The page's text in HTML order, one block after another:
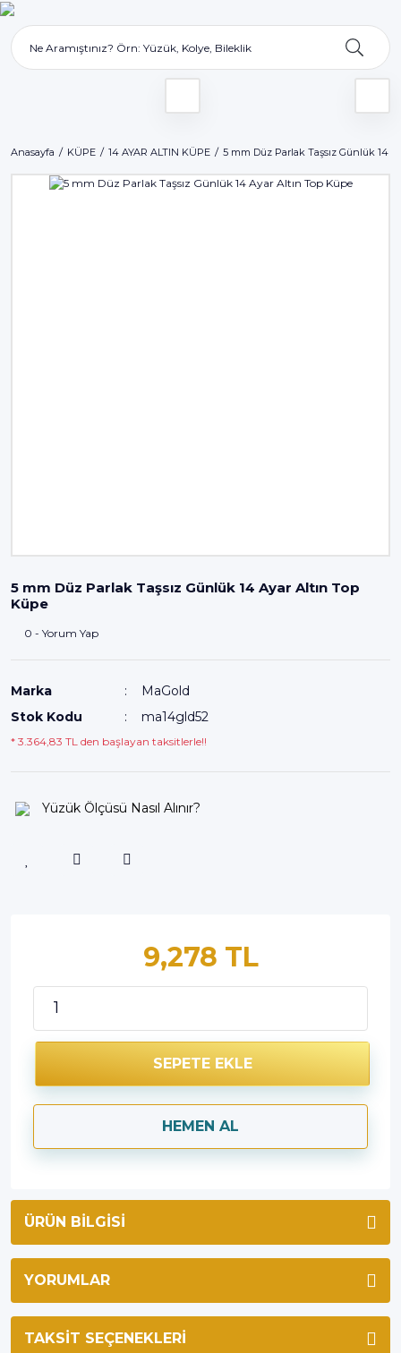
Anasayfa KÜPE 14 AYAR ALTIN KÜPE 5 mm Düz Parlak Taşsız Günlük 14
5 mm Düz Parlak Taşsız Günlük 14 Ayar Altın Top
Küpe
0 - Yorum Yap
Marka
MaGold
Stok Kodu
ma14gld52
* 3.364,83 TL den başlayan taksitlerle!!
Yüzük Ölçüsü Nasıl Alınır?
9,278 TL
SEPETE EKLE
HEMEN AL
ÜRÜN BILGISI
YORUMLAR
TAKSIT SEÇENEKLERI